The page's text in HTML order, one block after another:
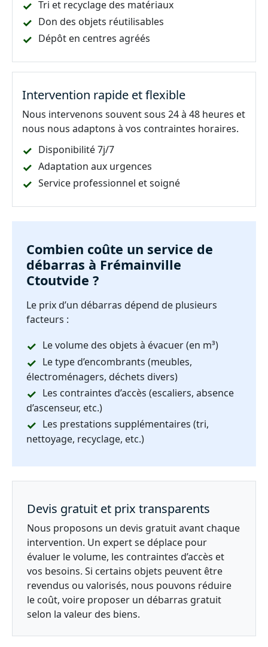
Tri et recyclage des matériaux
Don des objets réutilisables
Dépôt en centres agréés
Intervention rapide et flexible
Nous intervenons souvent sous 24 à 48 heures et
nous nous adaptons à vos contraintes horaires.
Disponibilité 7j/7
Adaptation aux urgences
Service professionnel et soigné
Combien coûte un service de
débarras à Frémainville
Ctoutvide ?
Le prix d’un débarras dépend de plusieurs
facteurs :
Le volume des objets à évacuer (en m³)
Le type d’encombrants (meubles,
électroménagers, déchets divers)
Les contraintes d’accès (escaliers, absence
d’ascenseur, etc.)
Les prestations supplémentaires (tri,
nettoyage, recyclage, etc.)
Devis gratuit et prix transparents
Nous proposons un devis gratuit avant chaque
intervention. Un expert se déplace pour
évaluer le volume, les contraintes d’accès et
vos besoins. Si certains objets peuvent être
revendus ou valorisés, nous pouvons réduire
le coût, voire proposer un débarras gratuit
selon la valeur des biens.